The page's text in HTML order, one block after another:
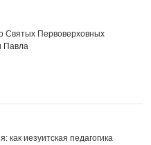
Святых Первоверховных
Павла
как иезуитская педагогика